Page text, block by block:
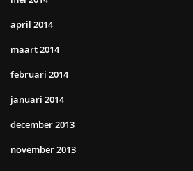
april 2014
maart 2014
februari 2014
januari 2014
december 2013
november 2013